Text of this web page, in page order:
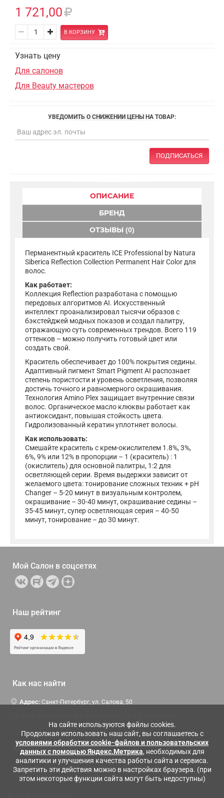
На сайте используются файлы cookies.
Продолжая использовать наш сайт, вы соглашаетесь с
условиями обработки cookie-файлов и пользовательских
данных с помощью Яндекс.Метрика, необходимых для
аналитики и улучшения качества работы сайта и сервиса.
Запретить эти действия можно в настройках браузера. (при
этом некоторые функции сайта могут быть недоступны)
1 721,00
В КОРЗИНУ
Узнать цену
Для салонов
Для Beauty мастеров
УВЕДОМИТЬ О СНИЖЕНИИ ЦЕНЫ НА ТОВАР:
ПОДПИСАТЬСЯ
ОПИСАНИЕ
БРЕНД
ОТЗЫВЫ (0)
Перманентный краситель ICE Professional by Natura
Siberica Reflection Collection Permanent Hair Color для
волос.
Как работает:
Коллекция Reflection разработана с помощью
передовых алгоритмов AI. Искусственный
интеллект проанализировал тысячи образов с
бэкстейджей модных показов и создал палитру,
отражающую суть современных трендов. Всего 119
оттенков – можно получить готовый цвет или
создать свой.
Краситель обеспечивает до 100% покрытия седины.
Адаптивный пигмент Smart Pigment AI распознает
степень пористости и уровень осветления, позволяя
достичь точного и равномерного окрашивания.
Технология Amino Plex защищает внутренние связи
волос. Органическое масло клюквы работает как
антиоксидант, повышая стойкость цвета.
Гидролизованный кератин уплотняет волосы.
Как использовать:
Смешайте краситель с крем-окислителем 1.8%, 3%,
6%, 9% или 12% в пропорции – 1 (краситель) : 1
(окислитель) для основной палитры, 1:2 для
осветляющей серии. Время выдержки зависит от
желаемого цвета: тонирование сложных техник + pH
Changer – 5-20 минут в визуальным контролем,
окрашивание – 30-40 минут, окрашивание седины –
35-45 минут, супер осветляющая серия – 40-50
минут, тонирование – до 30 минут.
Мой Салон в соцсетях
Наш рейтинг
Как нас найти
Адрес: Санкт-Петербург, ул. Салова, 50
Контактная информация
Служба поддержки: Заказать обратный звонок